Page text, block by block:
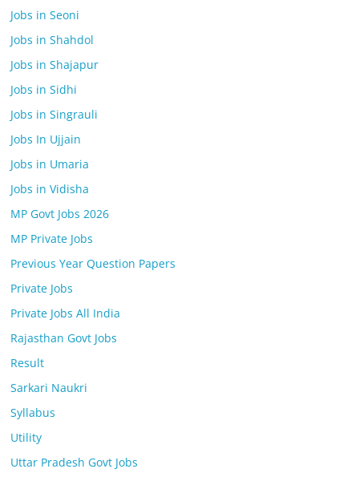
Jobs in Seoni
Jobs in Shahdol
Jobs in Shajapur
Jobs in Sidhi
Jobs in Singrauli
Jobs In Ujjain
Jobs in Umaria
Jobs in Vidisha
MP Govt Jobs 2026
MP Private Jobs
Previous Year Question Papers
Private Jobs
Private Jobs All India
Rajasthan Govt Jobs
Result
Sarkari Naukri
Syllabus
Utility
Uttar Pradesh Govt Jobs